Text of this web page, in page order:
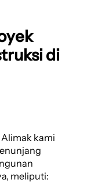
di
Alimak kami
meliputi: